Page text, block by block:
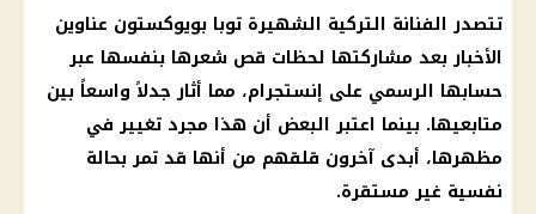
تتصدر الفنانة التركية الشهيرة توبا بويوكستون عناوين
الأخباربعد مشاركتها لحظات قص شعرها بنفسها عبر
حسابها الرسمي على إنستجرام، مما أثار جدلاً واسعاً بين
متابعيها. بينما اعتبر البعض أن هذا مجرد تغيير في
مظهرها، أبدى آخرون قلقهم من أنها قد تمر بحالة
نفسية غير مستقرة.